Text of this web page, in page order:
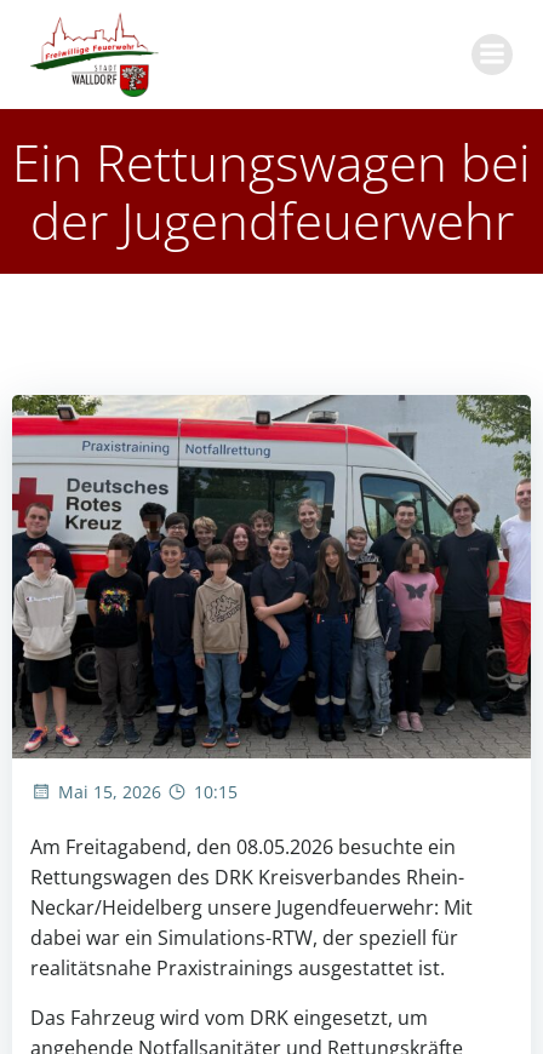
Ein Rettungswagen bei
der Jugendfeuerwehr
Mai 15, 2026 10:15
Am Freitagabend, den 08.05.2026 besuchte ein
Rettungswagen des DRK Kreisverbandes Rhein-
Neckar/Heidelberg unsere Jugendfeuerwehr: Mit
dabei war ein Simulations-RTW, der speziell für
realitätsnahe Praxistrainings ausgestattet ist.
Das Fahrzeug wird vom DRK eingesetzt, um
angehende Notfallsanitäter und Rettungskräfte